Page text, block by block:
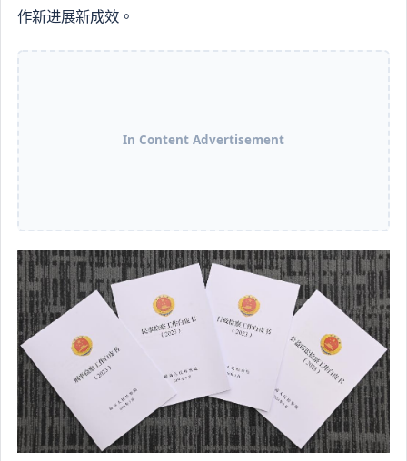
作新进展新成效。
In Content Advertisement